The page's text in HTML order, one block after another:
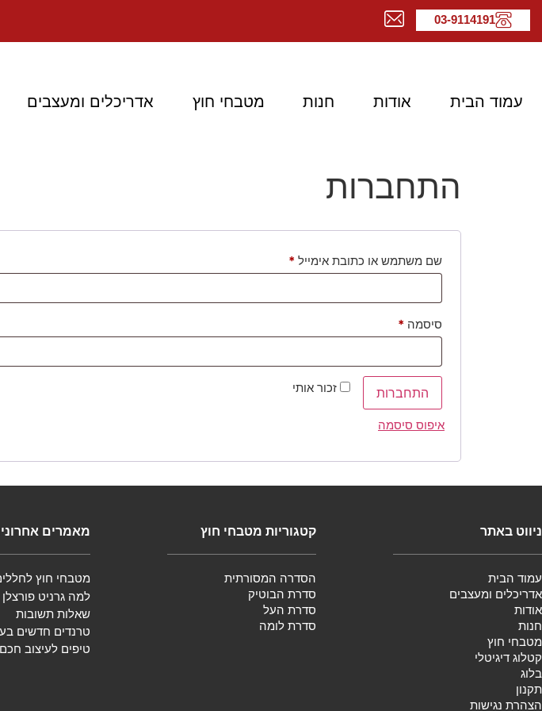
03-9114191
עמוד הבית אודות חנות מטבחי חוץ אדריכלים ומעצבים
התחברות
שם משתמש או כתובת אימייל *
סיסמה *
זכור אותי התחברות
איפוס סיסמה
ניווט באתר
עמוד הבית
אדריכלים ומעצבים
אודות
חנות
מטבחי חוץ
קטלוג דיגיטלי
בלוג
תקנון
הצהרת נגישות
קטגוריות מטבחי חוץ
הסדרה המסורתית
סדרת הבוטיק
סדרת העל
סדרת לומה
מאמרים
מטבחי חוץ
למה גרניט פורצלן
שאלות תשובות
טרנדים חדשים
טיפים לעיצוב